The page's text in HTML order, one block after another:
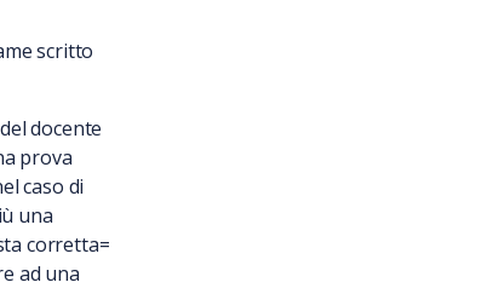
scritto
docente
prova
caso di
una
corretta=
ad una